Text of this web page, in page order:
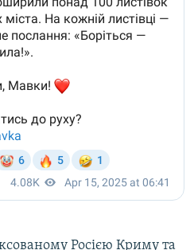
Росією Криму та